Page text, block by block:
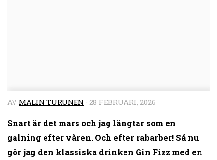
AV MALIN TURUNEN · 28 FEBRUARI, 2026
Snart är det mars och jag längtar som en
galning efter våren. Och efter rabarber! Så nu
gör jag den klassiska drinken Gin Fizz med en